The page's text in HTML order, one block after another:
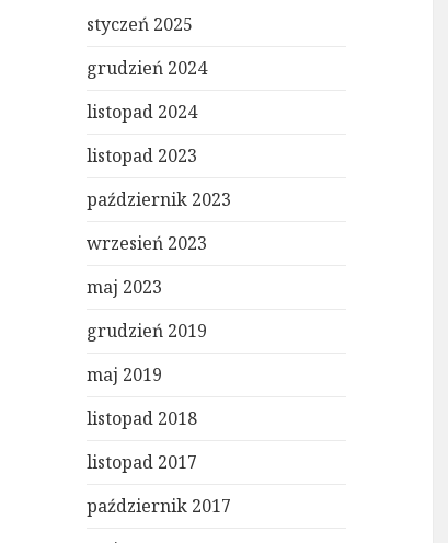
styczeń 2025
grudzień 2024
listopad 2024
listopad 2023
październik 2023
wrzesień 2023
maj 2023
grudzień 2019
maj 2019
listopad 2018
listopad 2017
październik 2017